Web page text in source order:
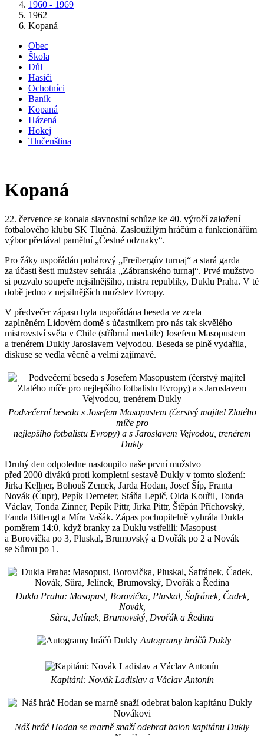
1960 - 1969
1962
Kopaná
Obec
Škola
Důl
Hasiči
Ochotníci
Baník
Kopaná
Házená
Hokej
Tlučenština
Kopaná
22. července se konala slavnostní schůze ke 40. výročí založení
fotbalového klubu SK Tlučná. Zasloužilým hráčům a funkcionářům
výbor předával pamětní „Čestné odznaky“.
Pro žáky uspořádán pohárový „Freibergův turnaj“ a stará garda
za účasti šesti mužstev sehrála „Zábranského turnaj“. Prvé mužstvo
si pozvalo soupeře nejsilnějšího, mistra republiky, Duklu Praha. V té
době jedno z nejsilnějších mužstev Evropy.
V předvečer zápasu byla uspořádána beseda ve zcela
zaplněném Lidovém domě s účastníkem pro nás tak skvělého
mistrovství světa v Chile (stříbrná medaile) Josefem Masopustem
a trenérem Dukly Jaroslavem Vejvodou. Beseda se plně vydařila,
diskuse se vedla věcně a velmi zajímavě.
Podvečerní beseda s Josefem Masopustem (čerstvý majitel Zlatého
míče pro
nejlepšího fotbalistu Evropy) a s Jaroslavem Vejvodou, trenérem
Dukly
Druhý den odpoledne nastoupilo naše první mužstvo
před 2000 diváků proti kompletní sestavě Dukly v tomto složení:
Jirka Kellner, Bohouš Zemek, Jarda Hodan, Josef Šíp, Franta
Novák (Čupr), Pepík Demeter, Stáňa Lepič, Olda Kouřil, Tonda
Václav, Tonda Zinner, Pepík Pittr, Jirka Pittr, Štěpán Příchovský,
Fanda Bittengl a Míra Vašák. Zápas pochopitelně vyhrála Dukla
poměrem 14:0, když branky za Duklu vstřelili: Masopust
a Borovička po 3, Pluskal, Brumovský a Dvořák po 2 a Novák
se Sůrou po 1.
Dukla Praha: Masopust, Borovička, Pluskal, Šafránek, Čadek,
Novák,
Sůra, Jelínek, Brumovský, Dvořák a Ředina
Autogramy hráčů Dukly
Kapitáni: Novák Ladislav a Václav Antonín
Náš hráč Hodan se marně snaží odebrat balon kapitánu Dukly